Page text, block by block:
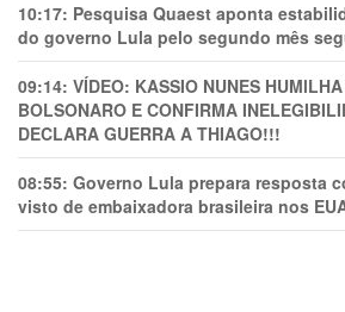
10:17: Pesquisa Quaest aponta
do governo Lula pelo segundo mês
09:14: VÍDEO: KASSIO NUNES
BOLSONARO E CONFIRMA
DECLARA GUERRA A THIAGO!!!
08:55: Governo Lula prepara resposta
visto de embaixadora brasileira nos